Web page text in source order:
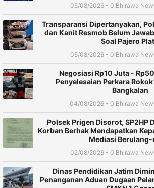
05/08/2026 - 0 Bhirawa
Transparansi Dipertanyakan,
dan Kanit Resmob Belum
Soal Pajero
05/08/2026 - 0 Bhirawa
Negosiasi Rp10 Juta -
Penyelesaian Perkara
Bangkalan
04/08/2026 - 0 Bhirawa
Polsek Prigen Disorot, SP2HP
Korban Berhak Mendapatkan
Mediasi
02/08/2026 - 0 Bhirawa
Dinas Pendidikan Jatim
Penanganan Aduan Dugaan